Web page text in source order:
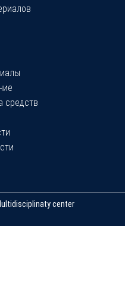
средств
center